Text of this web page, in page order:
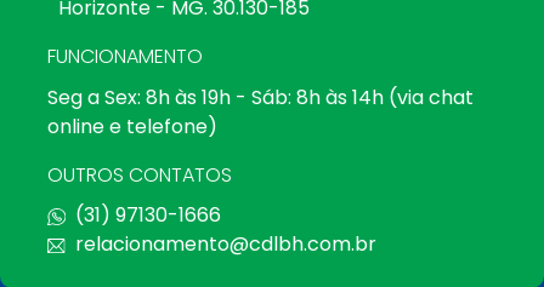
Horizonte - MG. 30.130-185
FUNCIONAMENTO
Seg a Sex: 8h às 19h - Sáb: 8h às 14h (via chat
online e telefone)
OUTROS CONTATOS
(31) 97130-1666
relacionamento@cdlbh.com.br